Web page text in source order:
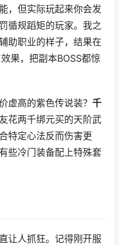
，但实际玩起来你会发
循规蹈矩的玩家。我之
助职业的样子，结果在
果，把副本BOSS都惊
虚高的紫色传说装？ 千
花两千绑元买的天阶武
特定心法反而伤害更
些冷门装备配上特殊套
让人抓狂。记得刚开服